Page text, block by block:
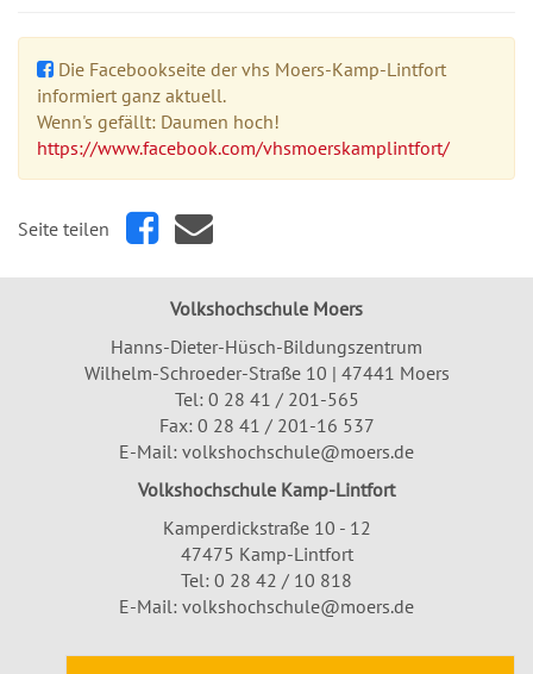
Die Facebookseite der vhs Moers-Kamp-Lintfort
informiert ganz aktuell.
Wenn's gefällt: Daumen hoch!
https://www.facebook.com/vhsmoerskamplintfort/
Seite teilen
Volkshochschule Moers
Hanns-Dieter-Hüsch-Bildungszentrum
Wilhelm-Schroeder-Straße 10 | 47441 Moers
Tel: 0 28 41 / 201-565
Fax: 0 28 41 / 201-16 537
E-Mail: volkshochschule@moers.de
Volkshochschule Kamp-Lintfort
Kamperdickstraße 10 - 12
47475 Kamp-Lintfort
Tel: 0 28 42 / 10 818
E-Mail: volkshochschule@moers.de